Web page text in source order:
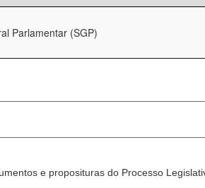
Parlamentar (SGP)
e proposituras do Processo